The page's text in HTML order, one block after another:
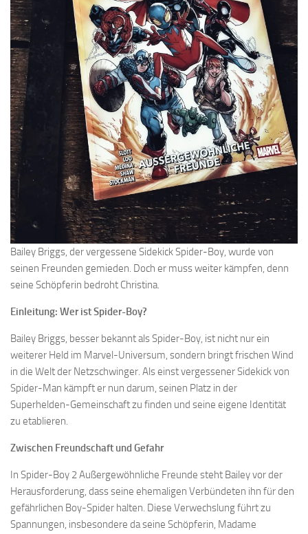
Bailey Briggs, der vergessene Sidekick Spider-Boy, wurde von
seinen Freunden gemieden. Doch er muss weiter kämpfen, denn
seine Schöpferin bedroht Christina.
Einleitung: Wer ist Spider-Boy?
Bailey Briggs, besser bekannt als Spider-Boy, ist nicht nur ein
weiterer Held im Marvel-Universum, sondern bringt frischen Wind
in die Welt der Netzschwinger. Als einst vergessener Sidekick von
Spider-Man kämpft er nun darum, seinen Platz in der
Superhelden-Gemeinschaft zu finden und seine eigene Identität
zu etablieren.
Zwischen Freundschaft und Gefahr
In Spider-Boy 2 Außergewöhnliche Freunde steht Bailey vor der
Herausforderung, dass seine ehemaligen Verbündeten ihn für den
gefährlichen Boy-Spider halten. Diese Verwechslung führt zu
Spannungen, insbesondere da seine Schöpferin, Madame